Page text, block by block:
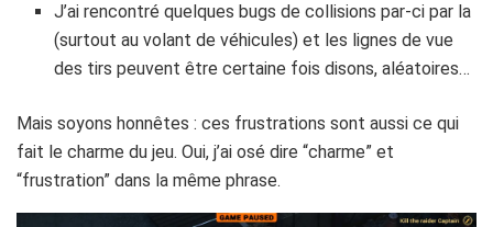
J’ai rencontré quelques bugs de collisions par-ci par la
(surtout au volant de véhicules) et les lignes de vue
des tirs peuvent être certaine fois disons, aléatoires…
Mais soyons honnêtes : ces frustrations sont aussi ce qui
fait le charme du jeu. Oui, j’ai osé dire “charme” et
“frustration” dans la même phrase.